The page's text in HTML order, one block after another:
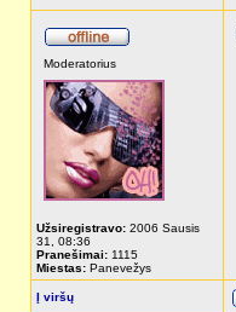
Moderatorius
Užsiregistravo: 2006 Sausis
31, 08:36
Pranešimai: 1115
Miestas: Panevežys
Į viršų